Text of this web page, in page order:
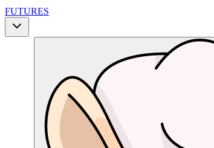
FUTURES